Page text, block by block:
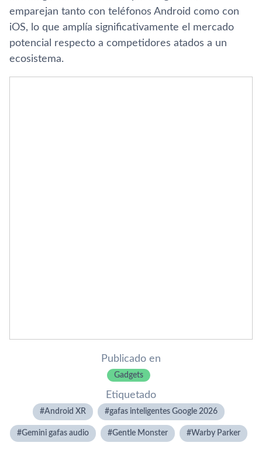
emparejan tanto con teléfonos Android como con
iOS, lo que amplía significativamente el mercado
potencial respecto a competidores atados a un
ecosistema.
Publicado en
Gadgets
Etiquetado
Android XR gafas inteligentes Google 2026
Gemini gafas audio Gentle Monster Warby Parker